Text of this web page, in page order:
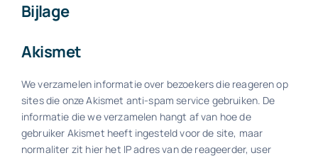
Bijlage
Akismet
We verzamelen informatie over bezoekers die reageren op
sites die onze Akismet anti-spam service gebruiken. De
informatie die we verzamelen hangt af van hoe de
gebruiker Akismet heeft ingesteld voor de site, maar
normaliter zit hier het IP adres van de reageerder, user